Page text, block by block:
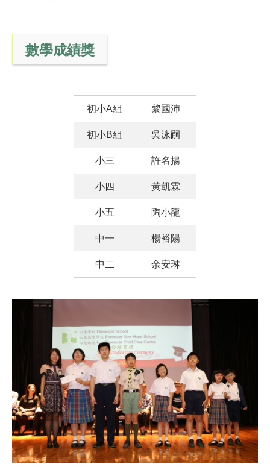
數學成績獎
初小A組 黎國沛
初小B組 吳泳嗣
小三 許名揚
小四 黃凱霖
小五 陶小龍
中一 楊裕陽
中二 余安琳